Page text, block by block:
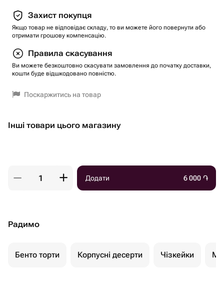
Захист покупця
Якщо товар не відповідає складу, то ви можете його повернути або
отримати грошову компенсацію.
Правила скасування
Ви можете безкоштовно скасувати замовлення до початку доставки,
кошти буде відшкодовано повністю.
Поскаржитись на товар
Інші товари цього магазину
Додати 6 000 ֏
Радимо
Бенто торти Корпусні десерти Чізкейки